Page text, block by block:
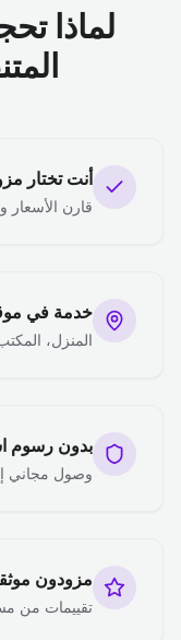
لماذا
أنت تختار
قارن الأسعار
خدمة في
المنزل،
بدون رسوم
وصول مجاني
مزودون
تقييمات من